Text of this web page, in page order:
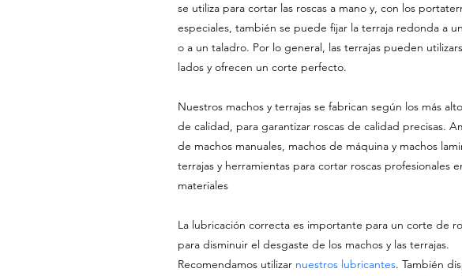
se utiliza para cortar las roscas a mano y, con los
especiales, también se puede fijar la terraja redonda a
o a un taladro. Por lo general, las terrajas pueden
lados y ofrecen un corte perfecto.
Nuestros machos y terrajas se fabrican según los más
de calidad, para garantizar roscas de calidad precisas.
de machos manuales, machos de máquina y machos
terrajas y herramientas para cortar roscas profesionales
materiales
La lubricación correcta es importante para un corte de
para disminuir el desgaste de los machos y las terrajas.
Recomendamos utilizar nuestros lubricantes. También